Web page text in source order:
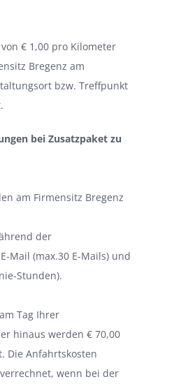
€ 1,00 pro Kilometer
Bregenz am
bzw. Treffpunkt
bei Zusatzpaket zu
am Firmensitz Bregenz
der
Mail (max.30 E-Mails) und
Stunden).
Tag Ihrer
hinaus werden € 70,00
Die Anfahrtskosten
wenn bei der